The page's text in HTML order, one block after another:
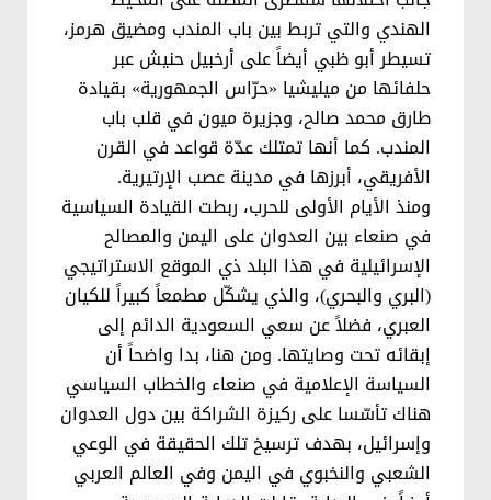
الهندي والتي تربط بين باب المندب ومضيق هرمز،
تسيطر أبو ظبي أيضاً على أرخبيل حنيش عبر
حلفائها من ميليشيا «حرّاس الجمهورية» بقيادة
طارق محمد صالح، وجزيرة ميون في قلب باب
المندب. كما أنها تمتلك عدّة قواعد في القرن
الأفريقي، أبرزها في مدينة عصب الإرتيرية.
ومنذ الأيام الأولى للحرب، ربطت القيادة السياسية
في صنعاء بين العدوان على اليمن والمصالح
الإسرائيلية في هذا البلد ذي الموقع الاستراتيجي
(البري والبحري)، والذي يشكّل مطمعاً كبيراً للكيان
العبري، فضلاً عن سعي السعودية الدائم إلى
إبقائه تحت وصايتها. ومن هنا، بدا واضحاً أن
السياسة الإعلامية في صنعاء والخطاب السياسي
هناك تأسّسا على ركيزة الشراكة بين دول العدوان
وإسرائيل، بهدف ترسيخ تلك الحقيقة في الوعي
الشعبي والنخبوي في اليمن وفي العالم العربي